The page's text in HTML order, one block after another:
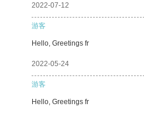
2022-07-12
游客
Hello, Greetings fr
2022-05-24
游客
Hello, Greetings fr